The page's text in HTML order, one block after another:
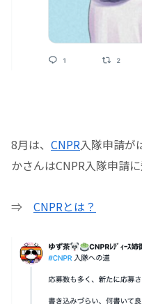
8月は、 CNPR入隊申請が
かさんはCNPR入隊申請
⇒ CNPRとは？